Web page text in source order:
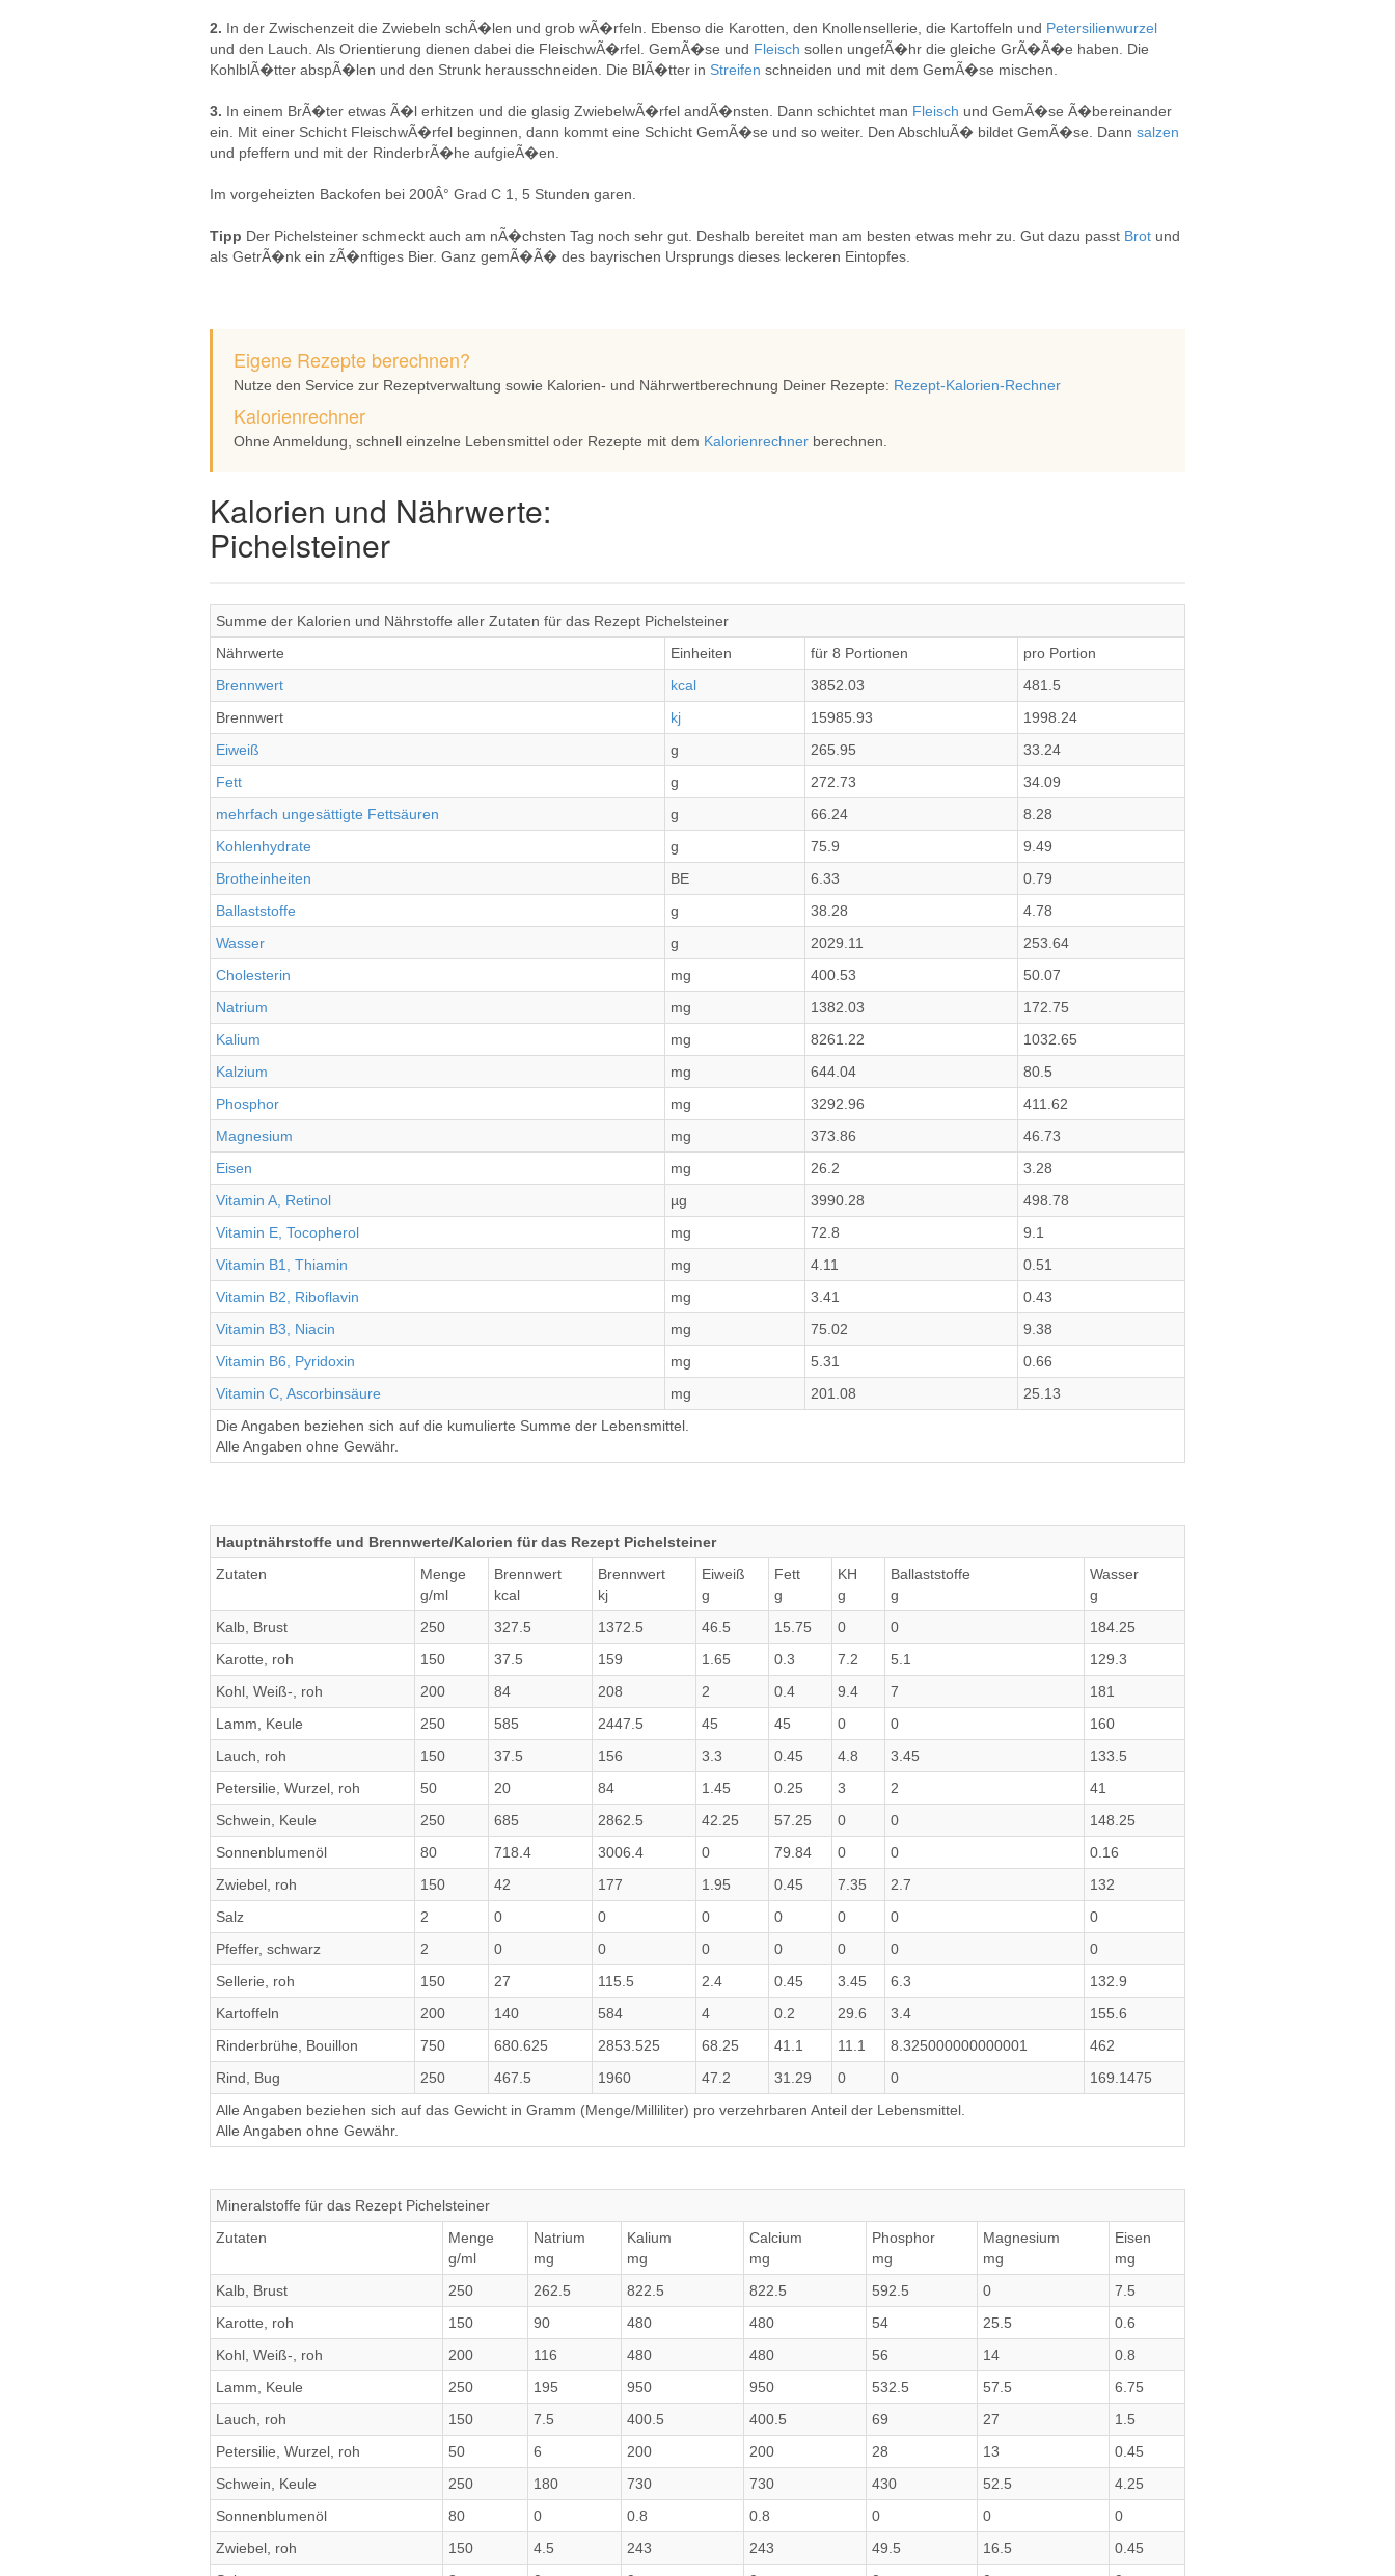
2. In der Zwischenzeit die Zwiebeln schÃ�len und grob wÃ�rfeln. Ebenso die Karotten, den Knollensellerie, die Kartoffeln und Petersilienwurzel
und den Lauch. Als Orientierung dienen dabei die FleischwÃ�rfel. GemÃ�se und Fleisch sollen ungefÃ�hr die gleiche GrÃ�Ã�e haben. Die
KohlblÃ�tter abspÃ�len und den Strunk herausschneiden. Die BlÃ�tter in Streifen schneiden und mit dem GemÃ�se mischen.
3. In einem BrÃ�ter etwas Ã�l erhitzen und die glasig ZwiebelwÃ�rfel andÃ�nsten. Dann schichtet man Fleisch und GemÃ�se Ã�bereinander
ein. Mit einer Schicht FleischwÃ�rfel beginnen, dann kommt eine Schicht GemÃ�se und so weiter. Den AbschluÃ� bildet GemÃ�se. Dann salzen
und pfeffern und mit der RinderbrÃ�he aufgieÃ�en.
Im vorgeheizten Backofen bei 200Â° Grad C 1, 5 Stunden garen.
Tipp Der Pichelsteiner schmeckt auch am nÃ�chsten Tag noch sehr gut. Deshalb bereitet man am besten etwas mehr zu. Gut dazu passt Brot und
als GetrÃ�nk ein zÃ�nftiges Bier. Ganz gemÃ�Ã� des bayrischen Ursprungs dieses leckeren Eintopfes.
Eigene Rezepte berechnen?
Nutze den Service zur Rezeptverwaltung sowie Kalorien- und Nährwertberechnung Deiner Rezepte: Rezept-Kalorien-Rechner
Kalorienrechner
Ohne Anmeldung, schnell einzelne Lebensmittel oder Rezepte mit dem Kalorienrechner berechnen.
Kalorien und Nährwerte:
Pichelsteiner
Summe der Kalorien und Nährstoffe aller Zutaten für das Rezept Pichelsteiner
Nährwerte
Einheiten für 8 Portionen
pro Portion
Brennwert
kcal 3852.03
481.5
Brennwert
kj 15985.93
1998.24
Eiweiß
g 265.95
33.24
Fett
g 272.73
34.09
mehrfach ungesättigte Fettsäuren
g 66.24
8.28
Kohlenhydrate
g 75.9
9.49
Brotheinheiten
BE 6.33
0.79
Ballaststoffe
g 38.28
4.78
Wasser
g 2029.11
253.64
Cholesterin
mg 400.53
50.07
Natrium
mg 1382.03
172.75
Kalium
mg 8261.22
1032.65
Kalzium
mg 644.04
80.5
Phosphor
mg 3292.96
411.62
Magnesium
mg 373.86
46.73
Eisen
mg 26.2
3.28
Vitamin A, Retinol
µg 3990.28
498.78
Vitamin E, Tocopherol
mg 72.8
9.1
Vitamin B1, Thiamin
mg 4.11
0.51
Vitamin B2, Riboflavin
mg 3.41
0.43
Vitamin B3, Niacin
mg 75.02
9.38
Vitamin B6, Pyridoxin
mg 5.31
0.66
Vitamin C, Ascorbinsäure
mg 201.08
25.13
Die Angaben beziehen sich auf die kumulierte Summe der Lebensmittel.
Alle Angaben ohne Gewähr.
Hauptnährstoffe und Brennwerte/Kalorien für das Rezept Pichelsteiner
Zutaten
Menge
g/ml
Brennwert
kcal
Brennwert
kj
Eiweiß
g
Fett
g
KH
g
Ballaststoffe
g
Wasser
g
Kalb, Brust
250 327.5 1372.5 46.5 15.75 0 0
184.25
Karotte, roh
150 37.5 159 1.65 0.3 7.2 5.1
129.3
Kohl, Weiß-, roh
200 84 208 2 0.4 9.4 7
181
Lamm, Keule
250 585 2447.5 45 45 0 0
160
Lauch, roh
150 37.5 156 3.3 0.45 4.8 3.45
133.5
Petersilie, Wurzel, roh
50 20 84 1.45 0.25 3 2
41
Schwein, Keule
250 685 2862.5 42.25 57.25 0 0
148.25
Sonnenblumenöl
80 718.4 3006.4 0 79.84 0 0
0.16
Zwiebel, roh
150 42 177 1.95 0.45 7.35 2.7
132
Salz
2 0 0 0 0 0 0
0
Pfeffer, schwarz
2 0 0 0 0 0 0
0
Sellerie, roh
150 27 115.5 2.4 0.45 3.45 6.3
132.9
Kartoffeln
200 140 584 4 0.2 29.6 3.4
155.6
Rinderbrühe, Bouillon
750 680.625 2853.525 68.25 41.1 11.1 8.325000000000001
462
Rind, Bug
250 467.5 1960 47.2 31.29 0 0
169.1475
Alle Angaben beziehen sich auf das Gewicht in Gramm (Menge/Milliliter) pro verzehrbaren Anteil der Lebensmittel.
Alle Angaben ohne Gewähr.
Mineralstoffe für das Rezept Pichelsteiner
Zutaten
Menge
g/ml
Natrium
mg
Kalium
mg
Calcium
mg
Phosphor
mg
Magnesium
mg
Eisen
mg
Kalb, Brust
250 262.5 822.5 822.5 592.5 0
7.5
Karotte, roh
150 90 480 480 54 25.5
0.6
Kohl, Weiß-, roh
200 116 480 480 56 14
0.8
Lamm, Keule
250 195 950 950 532.5 57.5
6.75
Lauch, roh
150 7.5 400.5 400.5 69 27
1.5
Petersilie, Wurzel, roh
50 6 200 200 28 13
0.45
Schwein, Keule
250 180 730 730 430 52.5
4.25
Sonnenblumenöl
80 0 0.8 0.8 0 0
0
Zwiebel, roh
150 4.5 243 243 49.5 16.5
0.45